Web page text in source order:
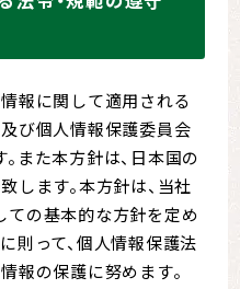
報に関して適用される
び個人情報保護委員会
また本方針は、日本国の
します。本方針は、当社
ての基本的な方針を定め
則って、個人情報保護法
報の保護に努めます。